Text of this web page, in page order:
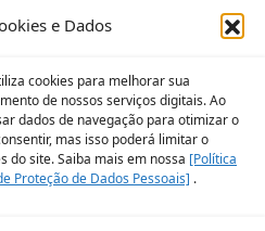
e Dados
cookies para melhorar sua
de nossos serviços digitais. Ao
dados de navegação para otimizar o
mas isso poderá limitar o
do site. Saiba mais em nossa [Política
Proteção de Dados Pessoais] .
REDES!
novidades